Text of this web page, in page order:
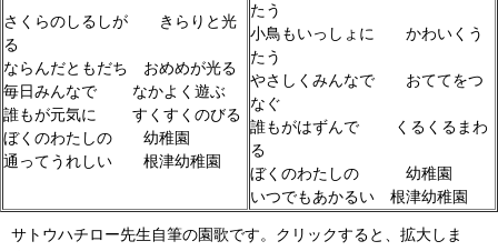
さくらのしるしが きらりと光
る
ならんだともだち おめめが光る
毎日みんなで なかよく遊ぶ
誰もが元気に すくすくのびる
ぼくのわたしの 幼稚園
通ってうれしい 根津幼稚園
たう
小鳥もいっしょに かわいくう
たう
やさしくみんなで おててをつ
なぐ
誰もがはずんで くるくるまわ
る
ぼくのわたしの 幼稚園
いつでもあかるい 根津幼稚園
サトウハチロー先生自筆の園歌です。クリックすると、拡大しま